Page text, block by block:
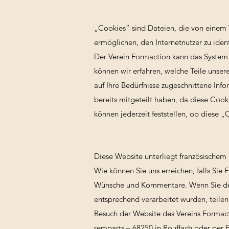
„Cookies” sind Dateien, die von
ermöglichen, den Internetnutzer zu
Der Verein Formaction kann das
können wir erfahren, welche Teile
auf Ihre Bedürfnisse zugeschnittene
bereits mitgeteilt haben, da diese
können jederzeit feststellen, ob diese
Diese Website unterliegt französischem
Wie können Sie uns erreichen, falls Sie
Wünsche und Kommentare. Wenn Sie
entsprechend verarbeitet wurden,
Besuch der Website des Vereins